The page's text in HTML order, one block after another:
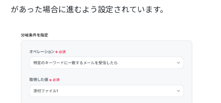
があった場合に進むよう設定されています。